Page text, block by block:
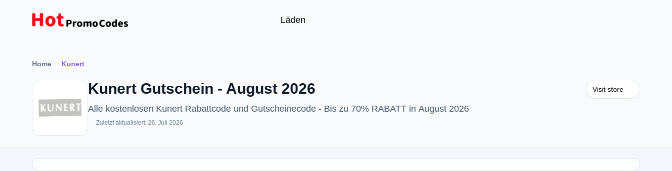
Läden
Home Kunert
Kunert Gutschein - August 2026
Alle kostenlosen Kunert Rabattcode und Gutscheinecode - Bis zu 70% RABATT in August 2026
Zuletzt aktualisiert: 26. Juli 2026
Visit store